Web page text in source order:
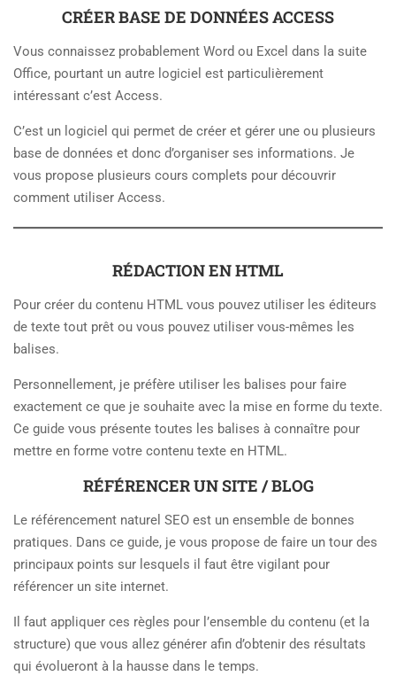
CRÉER BASE DE DONNÉES ACCESS
Vous connaissez probablement Word ou Excel dans la suite
Office, pourtant un autre logiciel est particulièrement
intéressant c’est Access.
C’est un logiciel qui permet de créer et gérer une ou plusieurs
base de données et donc d’organiser ses informations. Je
vous propose plusieurs cours complets pour découvrir
comment utiliser Access.
RÉDACTION EN HTML
Pour créer du contenu HTML vous pouvez utiliser les éditeurs
de texte tout prêt ou vous pouvez utiliser vous-mêmes les
balises.
Personnellement, je préfère utiliser les balises pour faire
exactement ce que je souhaite avec la mise en forme du texte.
Ce guide vous présente toutes les balises à connaître pour
mettre en forme votre contenu texte en HTML.
RÉFÉRENCER UN SITE / BLOG
Le référencement naturel SEO est un ensemble de bonnes
pratiques. Dans ce guide, je vous propose de faire un tour des
principaux points sur lesquels il faut être vigilant pour
référencer un site internet.
Il faut appliquer ces règles pour l’ensemble du contenu (et la
structure) que vous allez générer afin d’obtenir des résultats
qui évolueront à la hausse dans le temps.